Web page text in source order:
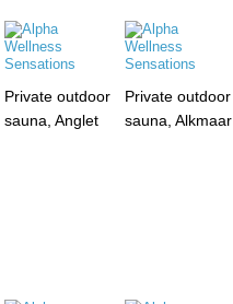
Private outdoor
sauna, Anglet
Private outdoor
sauna, Alkmaar